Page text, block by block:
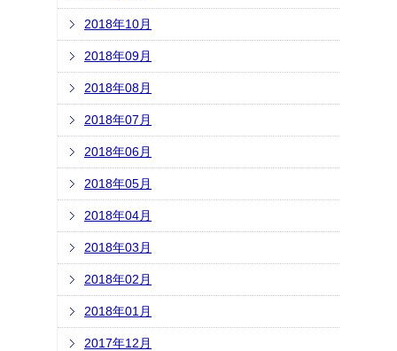
2018年10月
2018年09月
2018年08月
2018年07月
2018年06月
2018年05月
2018年04月
2018年03月
2018年02月
2018年01月
2017年12月